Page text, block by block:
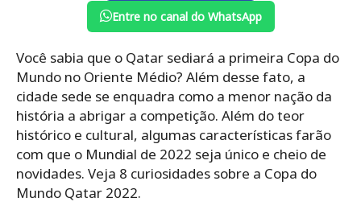
Entre no canal do WhatsApp
Você sabia que o Qatar sediará a primeira Copa do
Mundo no Oriente Médio? Além desse fato, a
cidade sede se enquadra como a menor nação da
história a abrigar a competição. Além do teor
histórico e cultural, algumas características farão
com que o Mundial de 2022 seja único e cheio de
novidades. Veja 8 curiosidades sobre a Copa do
Mundo Qatar 2022.